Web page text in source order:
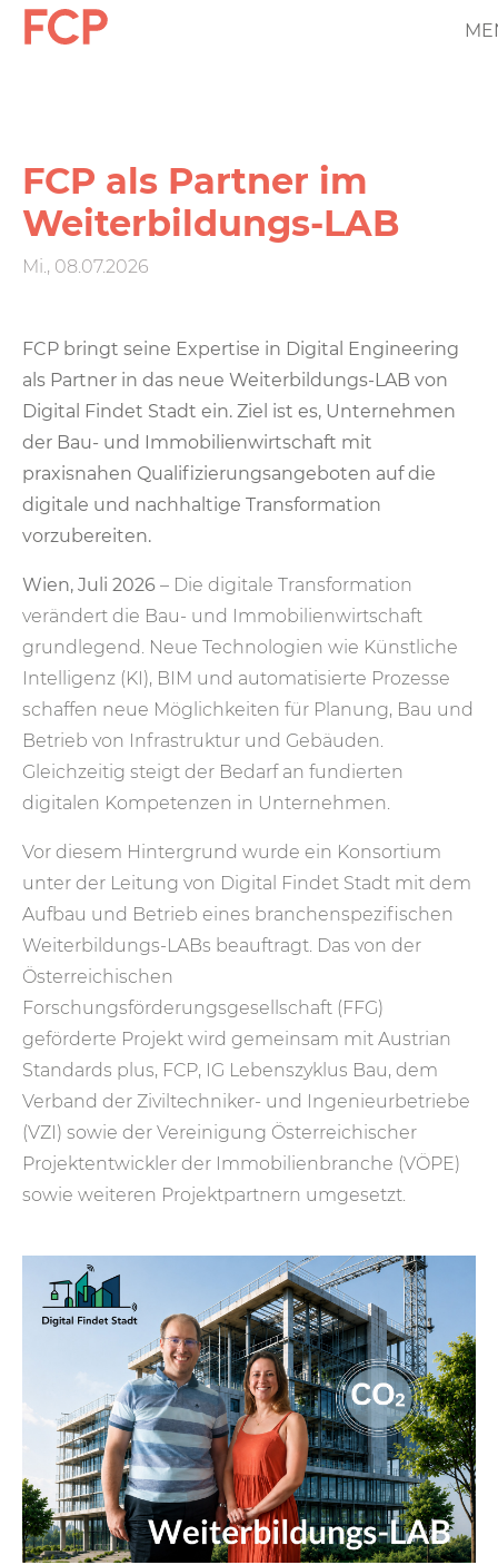
Direkt
zumFCP
Logo
FCP als Partner im
Weiterbildungs-LAB
Mi., 08.07.2026
FCP bringt seine Expertise in Digital Engineering
als Partner in das neue Weiterbildungs-LAB von
Digital Findet Stadt ein. Ziel ist es, Unternehmen
der Bau- und Immobilienwirtschaft mit
praxisnahen Qualifizierungsangeboten auf die
digitale und nachhaltige Transformation
vorzubereiten.
Wien, Juli 2026 – Die digitale Transformation
verändert die Bau- und Immobilienwirtschaft
grundlegend. Neue Technologien wie Künstliche
Intelligenz (KI), BIM und automatisierte Prozesse
schaffen neue Möglichkeiten für Planung, Bau und
Betrieb von Infrastruktur und Gebäuden.
Gleichzeitig steigt der Bedarf an fundierten
digitalen Kompetenzen in Unternehmen.
Vor diesem Hintergrund wurde ein Konsortium
unter der Leitung von Digital Findet Stadt mit dem
Aufbau und Betrieb eines branchenspezifischen
Weiterbildungs-LABs beauftragt. Das von der
Österreichischen
Forschungsförderungsgesellschaft (FFG)
geförderte Projekt wird gemeinsam mit Austrian
Standards plus, FCP, IG Lebenszyklus Bau, dem
Verband der Ziviltechniker- und Ingenieurbetriebe
(VZI) sowie der Vereinigung Österreichischer
Projektentwickler der Immobilienbranche (VÖPE)
sowie weiteren Projektpartnern umgesetzt.